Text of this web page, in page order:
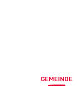
GEMEINDE